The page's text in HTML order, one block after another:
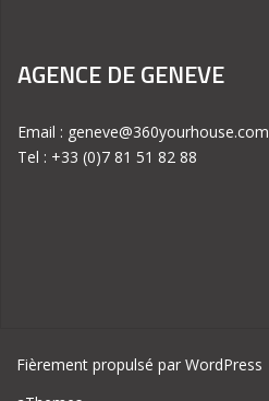
AGENCE DE GENEVE
Email : geneve@360yourhouse.com
Tel : +33 (0)7 81 51 82 88
Fièrement propulsé par WordPress